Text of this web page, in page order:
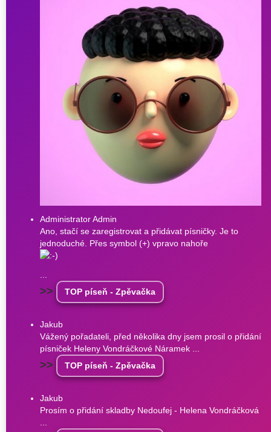
Administrator Admin
Ano, stačí se zaregistrovat a přidávat písničky. Je to
jednoduché. Přes symbol (+) vpravo nahoře
>> TOP píseň - Zpěvačka
Jakub
Vážený pořadateli, před několika dny jsem prosil o přidání
písniček Heleny Vondráčkové Náramek ...
>> TOP píseň - Zpěvačka
Jakub
Prosím o přidání skladby Nedoufej - Helena Vondráčková